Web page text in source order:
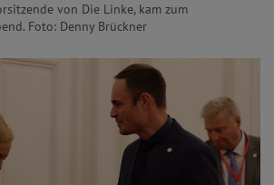
von Die Linke, kam zum
Foto: Denny Brückner